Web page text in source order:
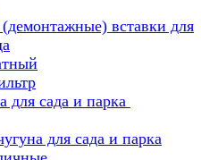
вставки для
для сада и парка
для сада и парка